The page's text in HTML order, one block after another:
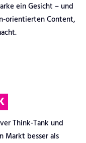
ein Gesicht – und
orientierten Content,
Think-Tank und
Markt besser als